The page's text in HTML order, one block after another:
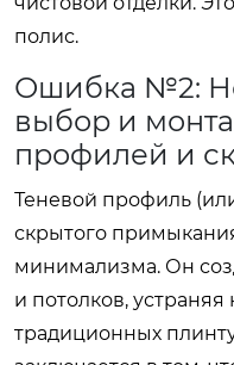
полис.
Ошибка №2:
выбор и
профилей и
Теневой профиль
скрытого
минимализма. Он
и потолков,
традиционных